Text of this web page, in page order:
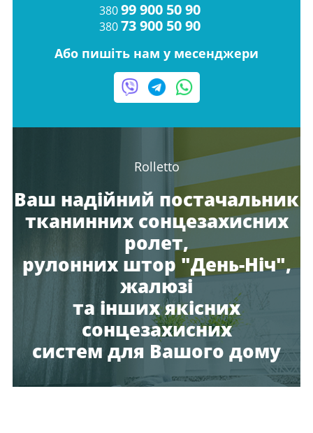
38099 900 50 90
38073 900 50 90
Або пишіть нам у месенджери
Rolletto
Ваш надійний постачальник
тканинних сонцезахисних
ролет,
рулонних штор "День-Ніч",
жалюзі
та інших якісних
сонцезахисних
систем для Вашого дому